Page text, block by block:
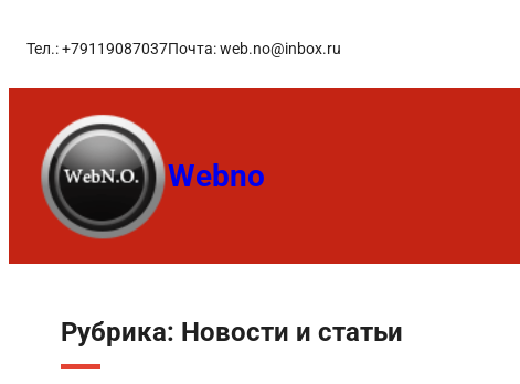
Тел.: +79119087037Почта: web.no@inbox.ru
Webno
Рубрика: Новости и статьи